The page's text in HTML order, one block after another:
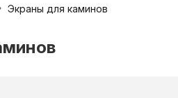
Экраны для каминов